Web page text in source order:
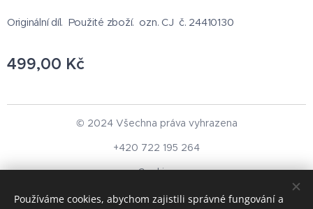
Originální díl. Použité zboží. ozn. CJ č. 24410130
499,00 Kč
© 2024 Všechna práva vyhrazena
+420 722 195 264
Cookies
Měna
Používáme cookies, abychom zajistili správné fungování a